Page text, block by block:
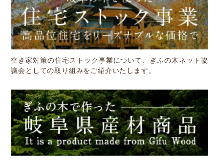
空き家対策の住宅ストック事業について、ぎふの木ネット協
議会としての取り組みをご紹介いたします。